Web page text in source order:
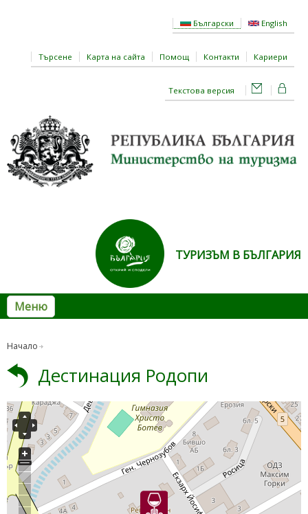
Български English
Търсене Карта на сайта Помощ Контакти Кариери
Текстова версия
ТУРИЗЪМ В БЪЛГАРИЯ
Меню
Начало
Дестинация Родопи